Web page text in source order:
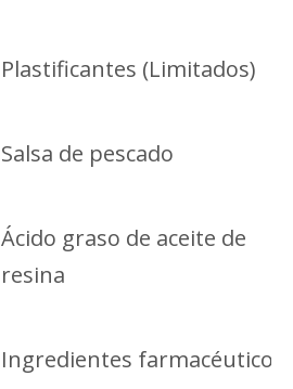
Plastificantes (Limitados)
Salsa de pescado
Ácido graso de aceite de
resina
Ingredientes farmacéuticos